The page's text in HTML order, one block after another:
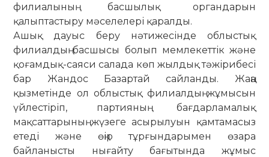
филиалының басшылық органдарын
қалыптастыру мәселелері қаралды.
Ашық дауыс беру нәтижесінде облыстық
филиалдың басшысы болып мемлекеттік және
қоғамдық-саяси салада көп жылдық тәжірибесі
бар Жандос Базартай сайланды. Жаңа
қызметінде ол облыстық филиалдың жұмысын
үйлестіріп, партияның бағдарламалық
мақсаттарының жүзеге асырылуын қамтамасыз
етеді және өңір тұрғындарымен өзара
байланысты нығайту бағытында жұмыс